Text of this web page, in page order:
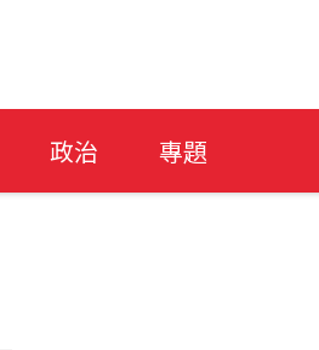
政治 專題